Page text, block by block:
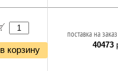
в корзину
поставка на
40473